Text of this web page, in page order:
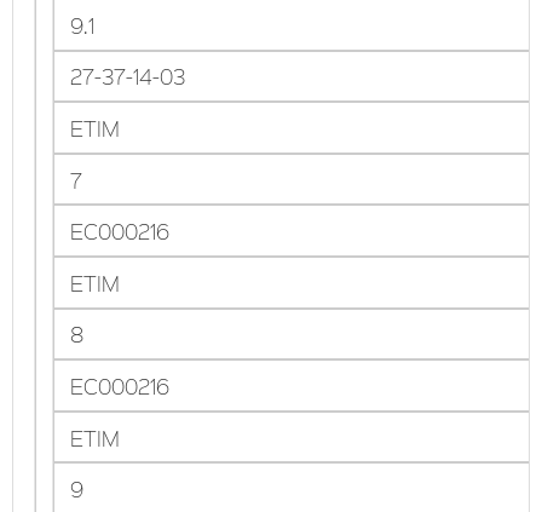
9.1
27-37-14-03
ETIM
7
EC000216
ETIM
8
EC000216
ETIM
9